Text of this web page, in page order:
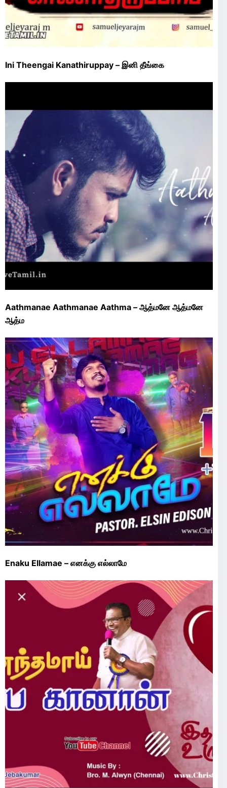
Ini Theengai Kanathiruppay – இனி தீங்கை
Aathmanae Aathmanae Aathma – ஆத்மனே ஆத்மனே
ஆத்ம
Enaku Ellamae – எனக்கு எல்லாமே